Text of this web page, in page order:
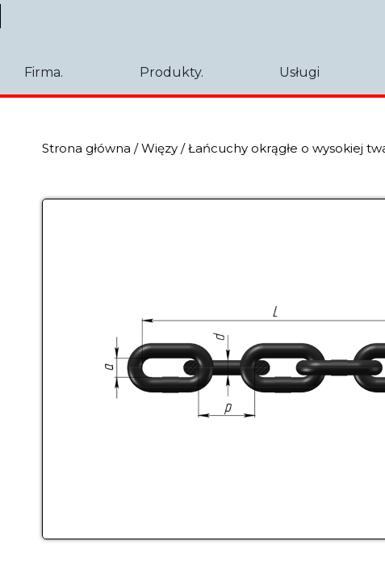
Firma. Produkty. Usługi
Strona główna /Więzy /Łańcuchy okrągłe o wysokiej